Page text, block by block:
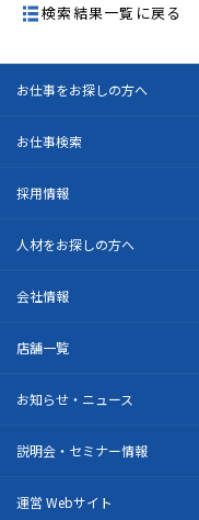
検索結果一覧に戻る
お仕事をお探しの方へ
お仕事検索
採用情報
人材をお探しの方へ
会社情報
店舗一覧
お知らせ・ニュース
説明会・セミナー情報
運営 Webサイト